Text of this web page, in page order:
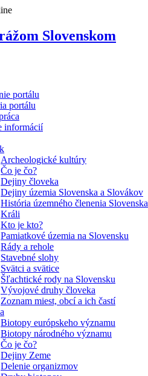
portálu
portálu
informácií
Archeologické kultúry
Čo je čo?
Dejiny človeka
Dejiny územia Slovenska a Slovákov
História územného členenia Slovenska
Králi
Kto je kto?
Pamiatkové územia na Slovensku
Rády a rehole
Stavebné slohy
Svätci a svätice
Šľachtické rody na Slovensku
Vývojové druhy človeka
Zoznam miest, obcí a ich častí
Biotopy európskeho významu
Biotopy národného významu
Čo je čo?
Dejiny Zeme
Delenie organizmov